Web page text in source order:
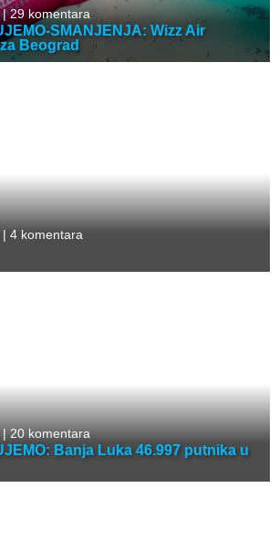
|29 komentara
SMANJENJA: Wizz Air
Beograd
| 4 komentara
|20 komentara
Banja Luka 46.997 putnika u